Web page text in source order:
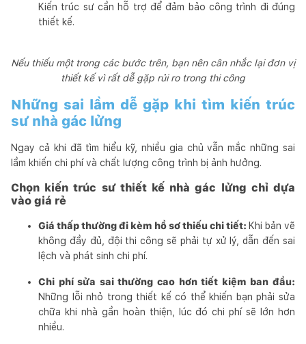
Kiến trúc sư cần hỗ trợ để đảm bảo công trình đi đúng
thiết kế.
Nếu thiếu một trong các bước trên, bạn nên cân nhắc lại đơn vị
thiết kế vì rất dễ gặp rủi ro trong thi công
Những sai lầm dễ gặp khi tìm kiến trúc
sư nhà gác lửng
Ngay cả khi đã tìm hiểu kỹ, nhiều gia chủ vẫn mắc những sai
lầm khiến chi phí và chất lượng công trình bị ảnh hưởng.
Chọn kiến trúc sư thiết kế nhà gác lửng chỉ dựa
vào giá rẻ
Giá thấp thường đi kèm hồ sơ thiếu chi tiết: Khi bản vẽ
không đầy đủ, đội thi công sẽ phải tự xử lý, dẫn đến sai
lệch và phát sinh chi phí.
Chi phí sửa sai thường cao hơn tiết kiệm ban đầu:
Những lỗi nhỏ trong thiết kế có thể khiến bạn phải sửa
chữa khi nhà gần hoàn thiện, lúc đó chi phí sẽ lớn hơn
nhiều.